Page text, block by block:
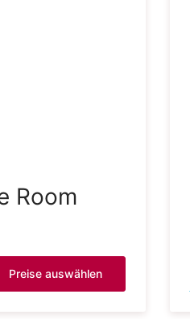
Room
Preise auswählen